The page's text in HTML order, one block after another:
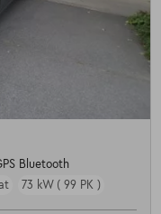
Bluetooth
73 kW ( 99 PK )